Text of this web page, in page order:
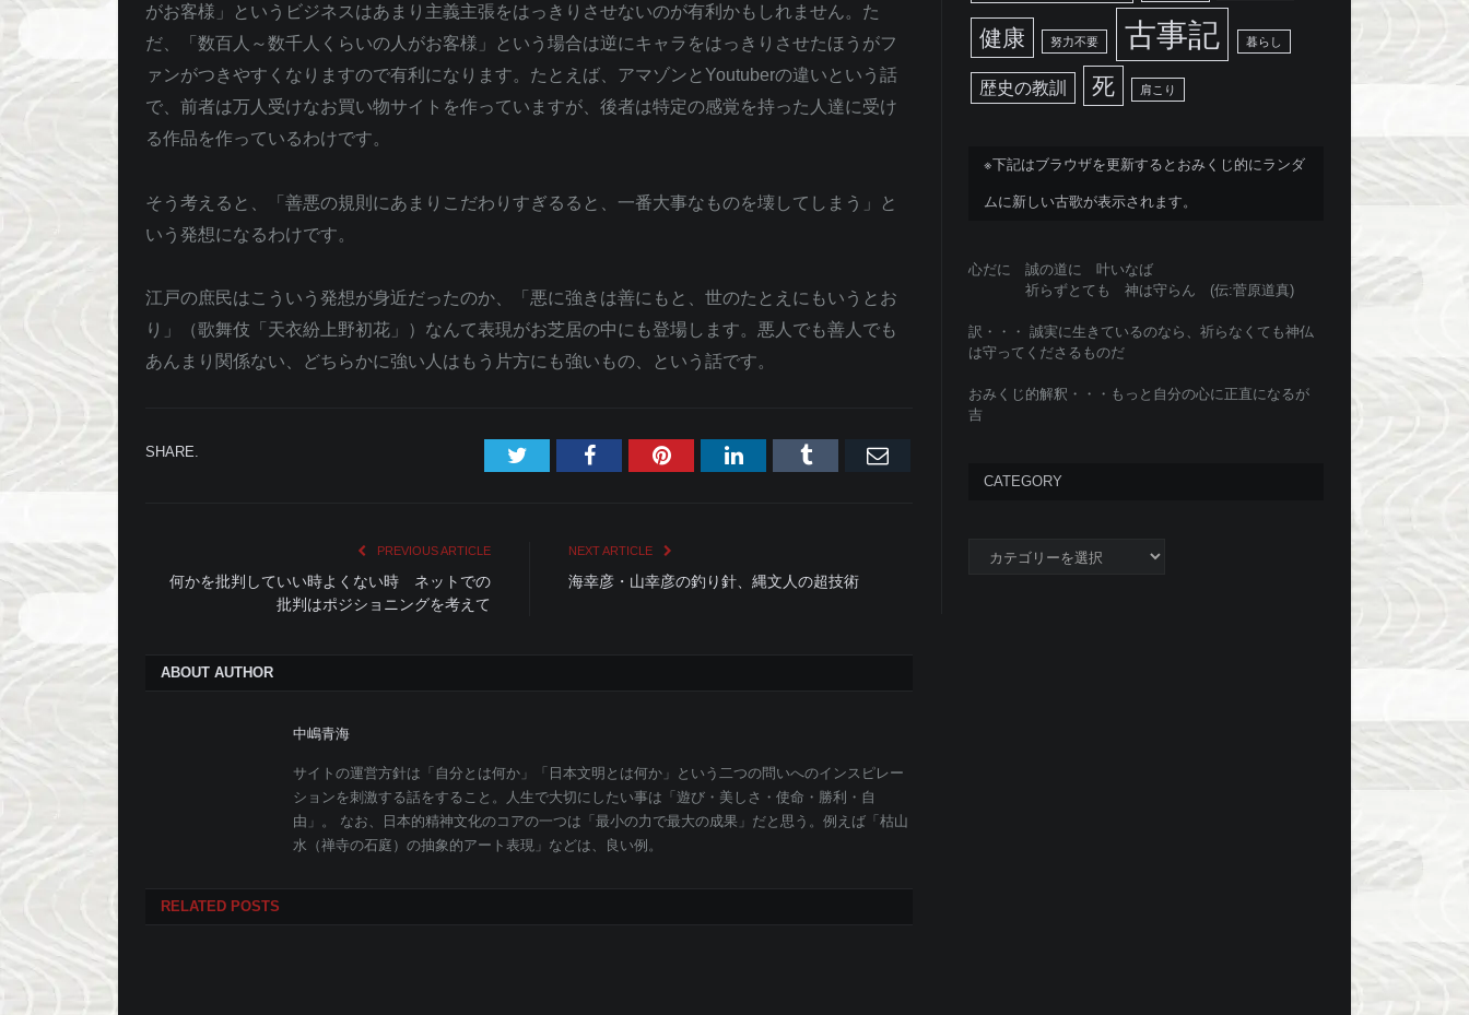
がお客様」というビジネスはあまり主義主張をはっきりさせないのが有利かもしれません。た
だ、「数百人～数千人くらいの人がお客様」という場合は逆にキャラをはっきりさせたほうがフ
ァンがつきやすくなりますので有利になります。たとえば、アマゾンとYoutuberの違いという話
で、前者は万人受けなお買い物サイトを作っていますが、後者は特定の感覚を持った人達に受け
る作品を作っているわけです。
そう考えると、「善悪の規則にあまりこだわりすぎるると、一番大事なものを壊してしまう」と
いう発想になるわけです。
江戸の庶民はこういう発想が身近だったのか、「悪に強きは善にもと、世のたとえにもいうとお
り」（歌舞伎「天衣紛上野初花」）なんて表現がお芝居の中にも登場します。悪人でも善人でも
あんまり関係ない、どちらかに強い人はもう片方にも強いもの、という話です。
SHARE. Twitter FacebookPinterestLinkedInTumblr Email
PREVIOUS ARTICLE
何かを批判していい時よくない時 ネットでの
批判はポジショニングを考えて
NEXT ARTICLE
海幸彦・山幸彦の釣り針、縄文人の超技術
ABOUT AUTHOR
中嶋青海
サイトの運営方針は「自分とは何か」「日本文明とは何か」という二つの問いへのインスピレー
ションを刺激する話をすること。人生で大切にしたい事は「遊び・美しさ・使命・勝利・自
由」。 なお、日本的精神文化のコアの一つは「最小の力で最大の成果」だと思う。例えば「枯山
水（禅寺の石庭）の抽象的アート表現」などは、良い例。
RELATED POSTS
健康 努力不要 古事記 暮らし
歴史の教訓 死 肩こり
※下記はブラウザを更新するとおみくじ的にランダ
ムに新しい古歌が表示されます。
心だに 誠の道に 叶いなば
祈らずとても 神は守らん (伝:菅原道真)
訳・・・ 誠実に生きているのなら、祈らなくても神仏
は守ってくださるものだ
おみくじ的解釈・・・もっと自分の心に正直になるが
吉
CATEGORY